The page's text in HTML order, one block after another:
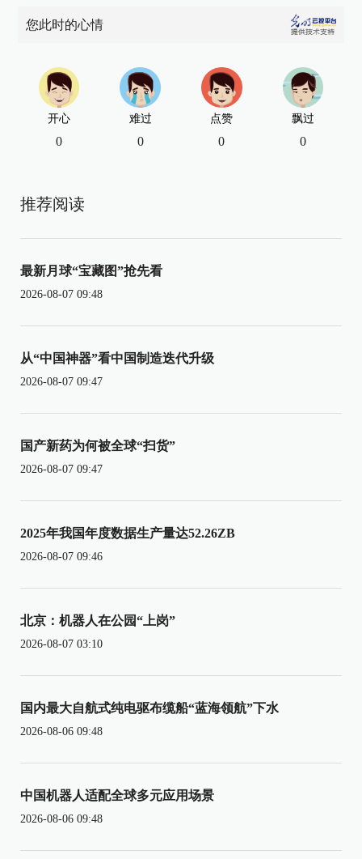
您此时的心情
开心
0
难过
0
点赞
0
飘过
0
推荐阅读
最新月球“宝藏图”抢先看
2026-08-07 09:48
从“中国神器”看中国制造迭代升级
2026-08-07 09:47
国产新药为何被全球“扫货”
2026-08-07 09:47
2025年我国年度数据生产量达52.26ZB
2026-08-07 09:46
北京：机器人在公园“上岗”
2026-08-07 03:10
国内最大自航式纯电驱布缆船“蓝海领航”下水
2026-08-06 09:48
中国机器人适配全球多元应用场景
2026-08-06 09:48